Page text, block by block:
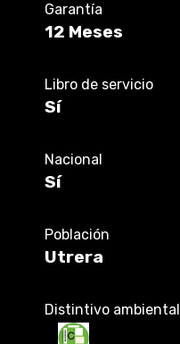
Garantía
12 Meses
Libro de servicio
Sí
Nacional
Sí
Población
Utrera
Distintivo ambiental